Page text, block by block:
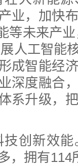
业，加快
等未来产
人工智能
成智能经
深度融合
系升级，
创新效能
，拥有114